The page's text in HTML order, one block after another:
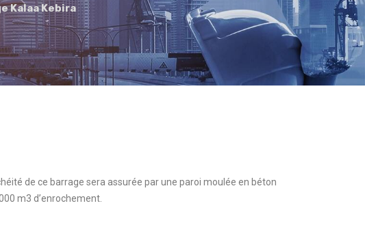
Kalaa Kebira
de ce barrage sera assurée par une paroi moulée en béton
m3 d’enrochement.